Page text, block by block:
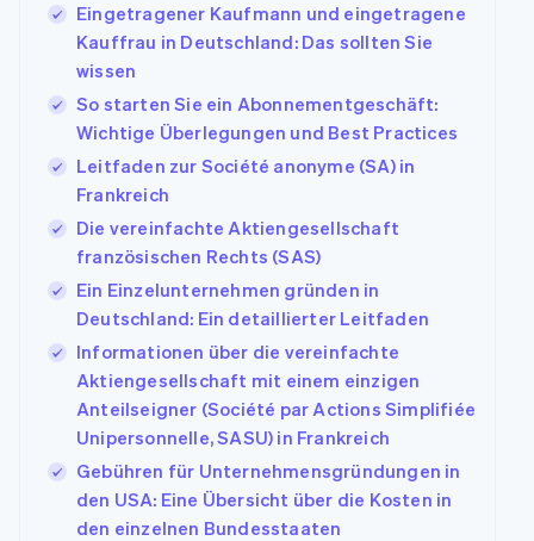
Eingetragener Kaufmann und eingetragene
Kauffrau in Deutschland: Das sollten Sie
wissen
So starten Sie ein Abonnementgeschäft:
Wichtige Überlegungen und Best Practices
Leitfaden zur Société anonyme (SA) in
Frankreich
Die vereinfachte Aktiengesellschaft
französischen Rechts (SAS)
Ein Einzelunternehmen gründen in
Deutschland: Ein detaillierter Leitfaden
Informationen über die vereinfachte
Aktiengesellschaft mit einem einzigen
Anteilseigner (Société par Actions Simplifiée
Unipersonnelle, SASU) in Frankreich
Gebühren für Unternehmensgründungen in
den USA: Eine Übersicht über die Kosten in
den einzelnen Bundesstaaten